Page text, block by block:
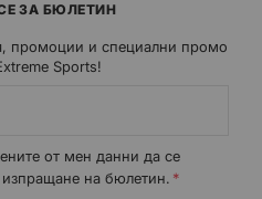
ЗА БЮЛЕТИН
промоции и специални промо
Sports!
от мен данни да се
изпращане на бюлетин.